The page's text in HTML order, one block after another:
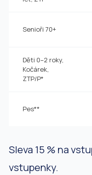
Senioři 70+
Děti 0–2 roky,
Kočárek,
ZTP/P*
Pes**
Sleva 15 % na
vstupenky.